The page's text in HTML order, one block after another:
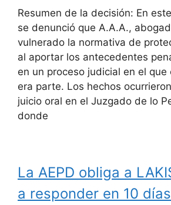
Resumen de la decisión: En
se denunció que A.A.A.,
vulnerado la normativa de
al aportar los antecedentes
en un proceso judicial en el
era parte. Los hechos
juicio oral en el Juzgado de lo
donde
La AEPD obliga a
a responder en 10